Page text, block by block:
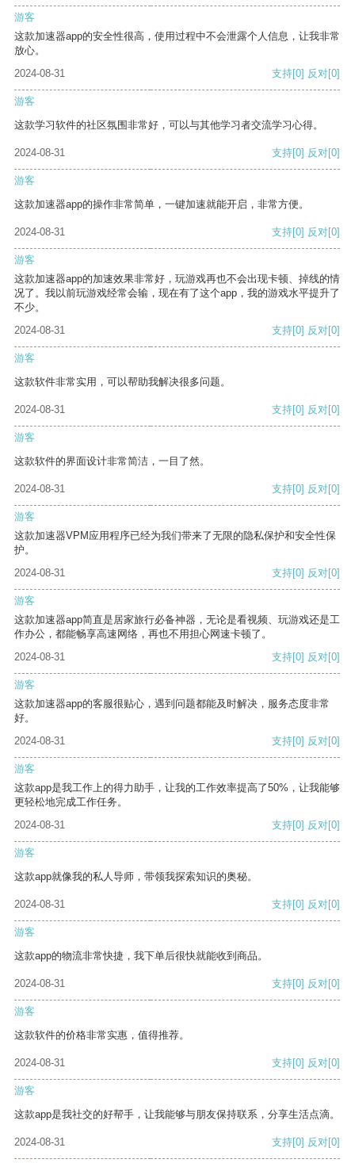
游客
这款加速器app的安全性很高，使用过程中不会泄露个人信息，让我非常
放心。
2024-08-31
支持[0] 反对[0]
游客
这款学习软件的社区氛围非常好，可以与其他学习者交流学习心得。
2024-08-31 支持[0] 反对[0]
游客
这款加速器app的操作非常简单，一键加速就能开启，非常方便。
2024-08-31 支持[0] 反对[0]
游客
这款加速器app的加速效果非常好，玩游戏再也不会出现卡顿、掉线的情
况了。我以前玩游戏经常会输，现在有了这个app，我的游戏水平提升了
不少。
2024-08-31
支持[0] 反对[0]
游客
这款软件非常实用，可以帮助我解决很多问题。
2024-08-31 支持[0] 反对[0]
游客
这款软件的界面设计非常简洁，一目了然。
2024-08-31 支持[0] 反对[0]
游客
这款加速器VPM应用程序已经为我们带来了无限的隐私保护和安全性保
护。
2024-08-31
支持[0] 反对[0]
游客
这款加速器app简直是居家旅行必备神器，无论是看视频、玩游戏还是工
作办公，都能畅享高速网络，再也不用担心网速卡顿了。
2024-08-31
支持[0] 反对[0]
游客
这款加速器app的客服很贴心，遇到问题都能及时解决，服务态度非常
好。
2024-08-31
支持[0] 反对[0]
游客
这款app是我工作上的得力助手，让我的工作效率提高了50%，让我能够
更轻松地完成工作任务。
2024-08-31
支持[0] 反对[0]
游客
这款app就像我的私人导师，带领我探索知识的奥秘。
2024-08-31 支持[0] 反对[0]
游客
这款app的物流非常快捷，我下单后很快就能收到商品。
2024-08-31 支持[0] 反对[0]
游客
这款软件的价格非常实惠，值得推荐。
2024-08-31 支持[0] 反对[0]
游客
这款app是我社交的好帮手，让我能够与朋友保持联系，分享生活点滴。
2024-08-31 支持[0] 反对[0]